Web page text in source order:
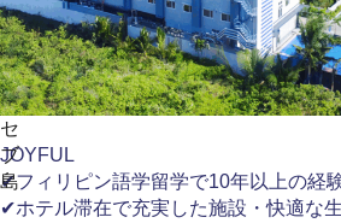
セ
ブ
島
JOYFUL
✔フィリピン語学留学で10年以上の経
✔ホテル滞在で充実した施設・快適な